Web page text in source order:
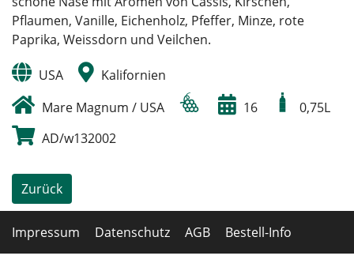
Pflaumen, Vanille, Eichenholz, Pfeffer, Minze, rote
Paprika, Weissdorn und Veilchen.
USA
Kalifornien
Mare Magnum / USA
16
0,75L
AD/w132002
Zurück
Impressum Datenschutz AGB Bestell-Info